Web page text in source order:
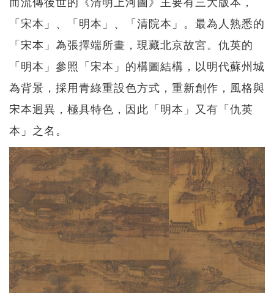
「宋本」、「明本」、「清院本」。最為人熟悉的
「宋本」為張擇端所畫，現藏北京故宮。仇英的
「明本」參照「宋本」的構圖結構，以明代蘇州城
為背景，採用青綠重設色方式，重新創作，風格與
宋本迥異，極具特色，因此「明本」又有「仇英
本」之名。